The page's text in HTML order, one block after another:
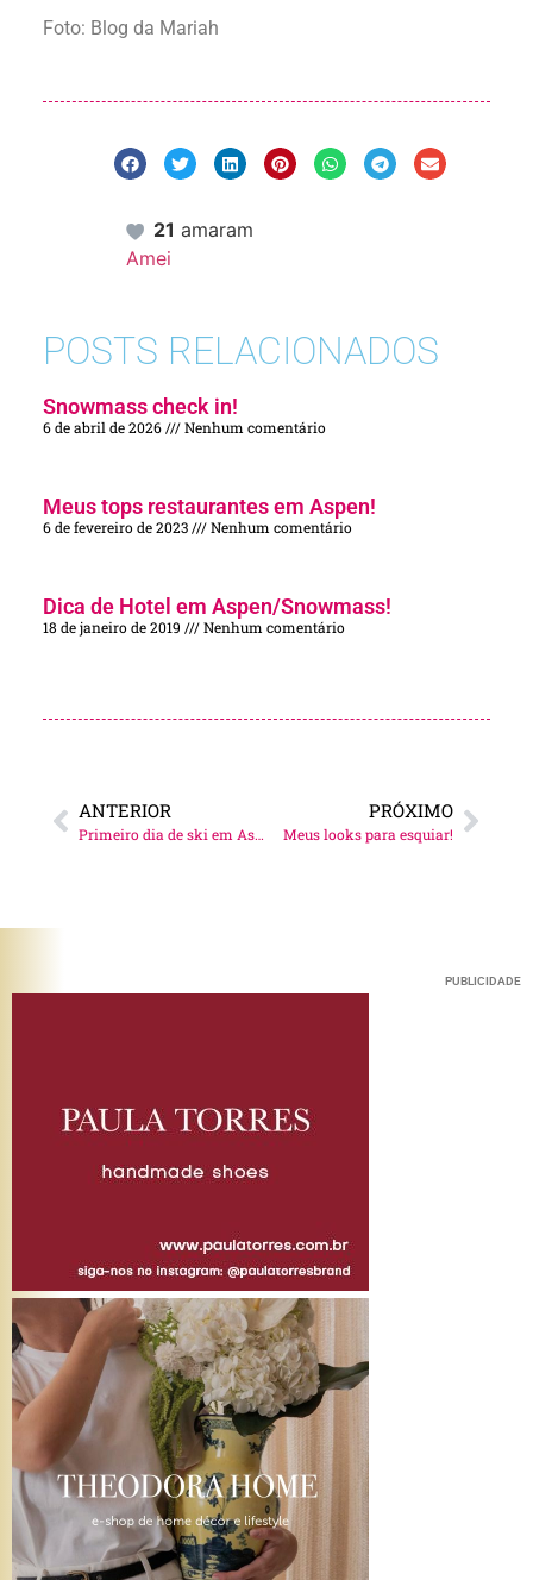
Foto: Blog da Mariah
21 amaram
Amei
POSTS RELACIONADOS
Snowmass check in!
6 de abril de 2026 Nenhum comentário
Meus tops restaurantes em Aspen!
6 de fevereiro de 2023 Nenhum comentário
Dica de Hotel em Aspen/Snowmass!
18 de janeiro de 2019 Nenhum comentário
ANTERIOR
Primeiro dia de ski em Aspen!
PRÓXIMO
Meus looks para esquiar!
PUBLICIDADE